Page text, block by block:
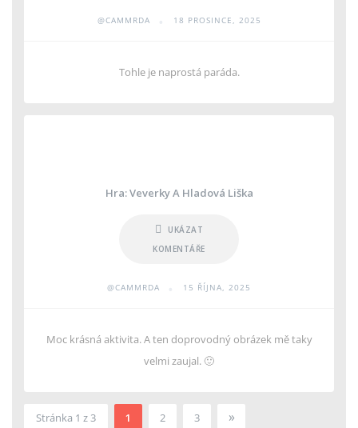
@CAMMRDA 18 PROSINCE, 2025
Tohle je naprostá paráda.
Hra: Veverky A Hladová Liška
UKÁZAT
KOMENTÁŘE
@CAMMRDA 15 ŘÍJNA, 2025
Moc krásná aktivita. A ten doprovodný obrázek mě taky
velmi zaujal. 🙂
Stránka 1 z 3 1 2 3 »